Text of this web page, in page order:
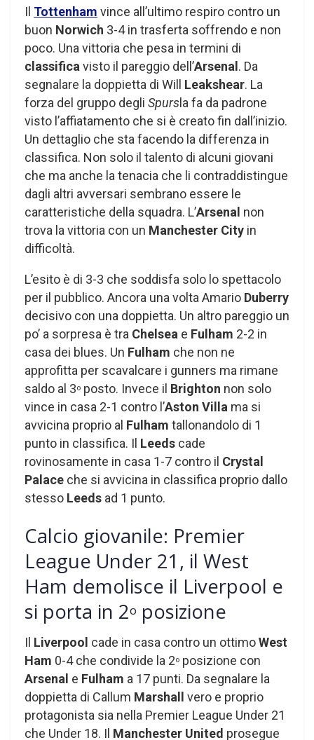
Il Tottenham vince all’ultimo respiro contro un
buon Norwich 3-4 in trasferta soffrendo e non
poco. Una vittoria che pesa in termini di
classifica visto il pareggio dell’Arsenal . Da
segnalare la doppietta di Will Leakshear. La
forza del gruppo degli Spurs la fa da padrone
visto l’affiatamento che si è creato fin dall’inizio.
Un dettaglio che sta facendo la differenza in
classifica. Non solo il talento di alcuni giovani
che ma anche la tenacia che li contraddistingue
dagli altri avversari sembrano essere le
caratteristiche della squadra. L’Arsenal non
trova la vittoria con un Manchester City in
difficoltà.
L’esito è di 3-3 che soddisfa solo lo spettacolo
per il pubblico. Ancora una volta Amario Duberry
decisivo con una doppietta. Un altro pareggio un
po’ a sorpresa è tra Chelsea e Fulham 2-2 in
casa dei blues. Un Fulham che non ne
approfitta per scavalcare i gunners ma rimane
saldo al 3o posto. Invece il Brighton non solo
vince in casa 2-1 contro l’Aston Villa ma si
avvicina proprio al Fulham tallonandolo di 1
punto in classifica. Il Leeds cade
rovinosamente in casa 1-7 contro il Crystal
Palace che si avvicina in classifica proprio dallo
stesso Leeds ad 1 punto.
Calcio giovanile: Premier
League Under 21, il West
Ham demolisce il Liverpool e
si porta in 2o posizione
Il Liverpool cade in casa contro un ottimoWest
Ham 0-4 che condivide la 2o posizione con
Arsenal e Fulham a 17 punti. Da segnalare la
doppietta di Callum Marshall
vero e proprio
protagonista sia nella Premier League Under 21
che Under 18. Il Manchester United prosegue